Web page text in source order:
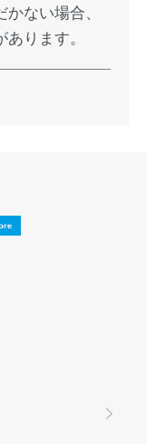
ない場合、
ります。